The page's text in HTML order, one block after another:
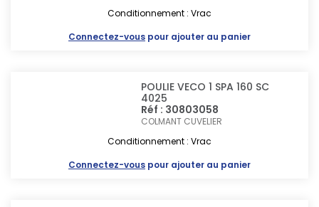
Conditionnement : Vrac
Connectez-vous pour ajouter au panier
POULIE VECO 1 SPA 160 SC
4025
Réf : 30803058
COLMANT CUVELIER
Conditionnement : Vrac
Connectez-vous pour ajouter au panier